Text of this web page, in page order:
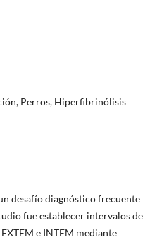
Perros, Hiperfibrinólisis
desafío diagnóstico frecuente
fue establecer intervalos de
e INTEM mediante